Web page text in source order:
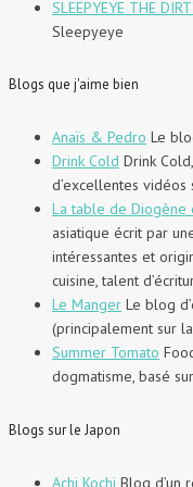
SLEEPYEYE THE
Sleepyeye
Blogs que j'aime bien
Anaïs & Pedro Le
Drink Cold Drink
d’excellentes vidéos
La table de Diogène
asiatique écrit par
intéressantes et
cuisine, talent
Le Manger Le blog
(principalement sur
Summer Tomato
dogmatisme, basé
Blogs sur le Japon
Achi Kochi Blog d’un